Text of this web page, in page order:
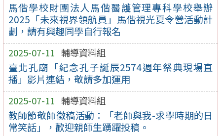
馬偕學校財團法人馬偕醫護管理專科學校舉辦
2025「未來視界領航員」馬偕視光夏令營活動計
劃，請有興趣同學自行報名
2025-07-11 輔導資料組
臺北孔廟「紀念孔子誕辰2574週年祭典現場直
播」影片連結，敬請多加運用
2025-07-11 輔導資料組
教師節敬師徵稿活動：「老師與我-求學時期的日
常笑話」，歡迎親師生踴躍投稿。